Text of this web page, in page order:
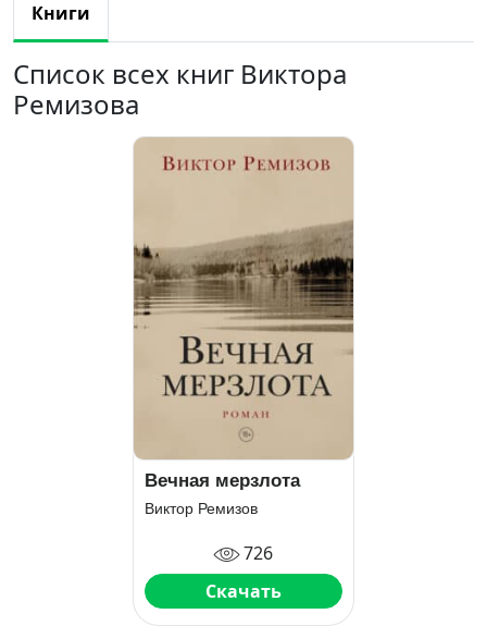
Книги
Список всех книг Виктора
Ремизова
Вечная мерзлота
Виктор Ремизов
726
Скачать